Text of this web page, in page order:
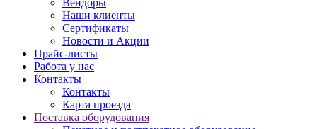
Вендоры
Наши клиенты
Сертификаты
Новости и Акции
Прайс-листы
Работа у нас
Контакты
Контакты
Карта проезда
Поставка оборудования